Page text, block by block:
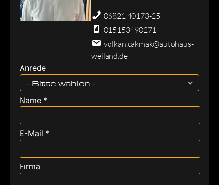
06821 40173-25
015153490271
volkan.cakmak@autohaus-
weiland.de
Anrede
- Bitte wählen -
Name *
E-Mail *
Firma